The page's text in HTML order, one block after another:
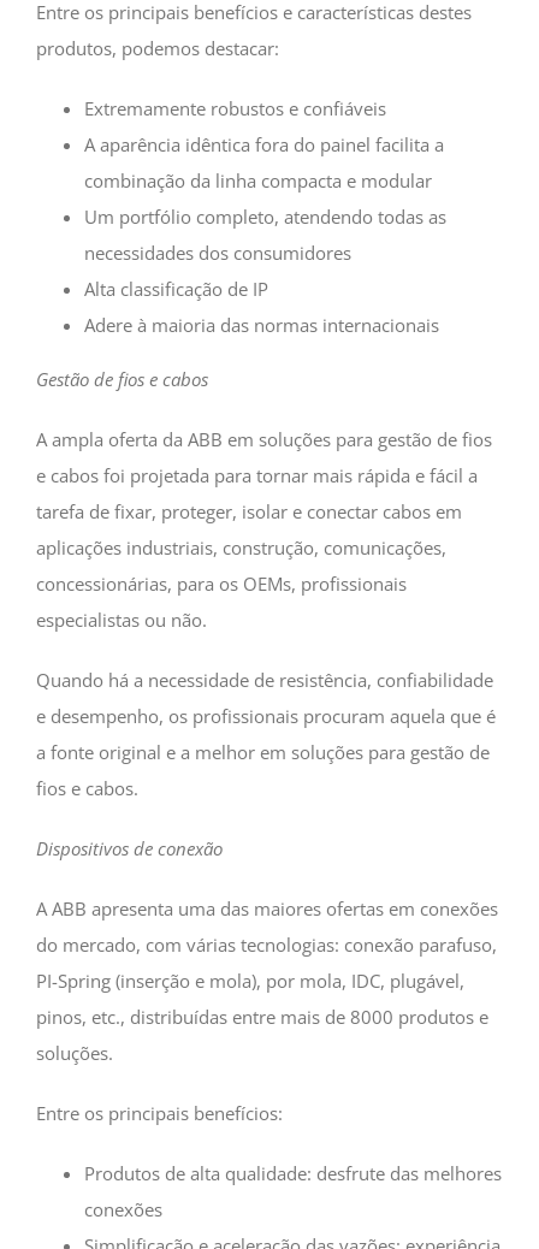
Entre os principais benefícios e características destes
produtos, podemos destacar:
Extremamente robustos e confiáveis
A aparência idêntica fora do painel facilita a
combinação da linha compacta e modular
Um portfólio completo, atendendo todas as
necessidades dos consumidores
Alta classificação de IP
Adere à maioria das normas internacionais
Gestão de fios e cabos
A ampla oferta da ABB em soluções para gestão de fios
e cabos foi projetada para tornar mais rápida e fácil a
tarefa de fixar, proteger, isolar e conectar cabos em
aplicações industriais, construção, comunicações,
concessionárias, para os OEMs, profissionais
especialistas ou não.
Quando há a necessidade de resistência, confiabilidade
e desempenho, os profissionais procuram aquela que é
a fonte original e a melhor em soluções para gestão de
fios e cabos.
Dispositivos de conexão
A ABB apresenta uma das maiores ofertas em conexões
do mercado, com várias tecnologias: conexão parafuso,
PI-Spring (inserção e mola), por mola, IDC, plugável,
pinos, etc., distribuídas entre mais de 8000 produtos e
soluções.
Entre os principais benefícios:
Produtos de alta qualidade: desfrute das melhores
conexões